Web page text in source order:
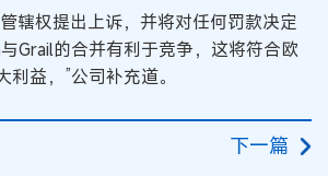
辖权提出上诉，并将对任何罚款决定
Grail的合并有利于竞争，这将符合欧
益，”公司补充道。
下一篇